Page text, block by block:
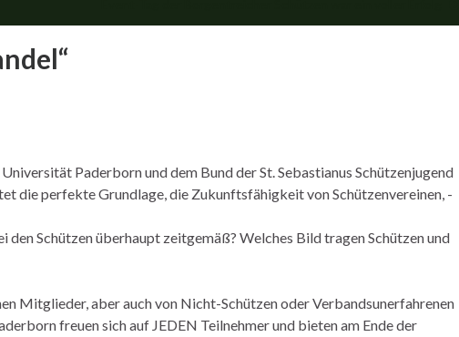
Paderborn und dem Bund der St. Sebastianus Schützenjugend
die perfekte Grundlage, die Zukunftsfähigkeit von Schützenvereinen, -
den Schützen überhaupt zeitgemäß? Welches Bild tragen Schützen und
Mitglieder, aber auch von Nicht-Schützen oder Verbandsunerfahrenen
freuen sich auf JEDEN Teilnehmer und bieten am Ende der